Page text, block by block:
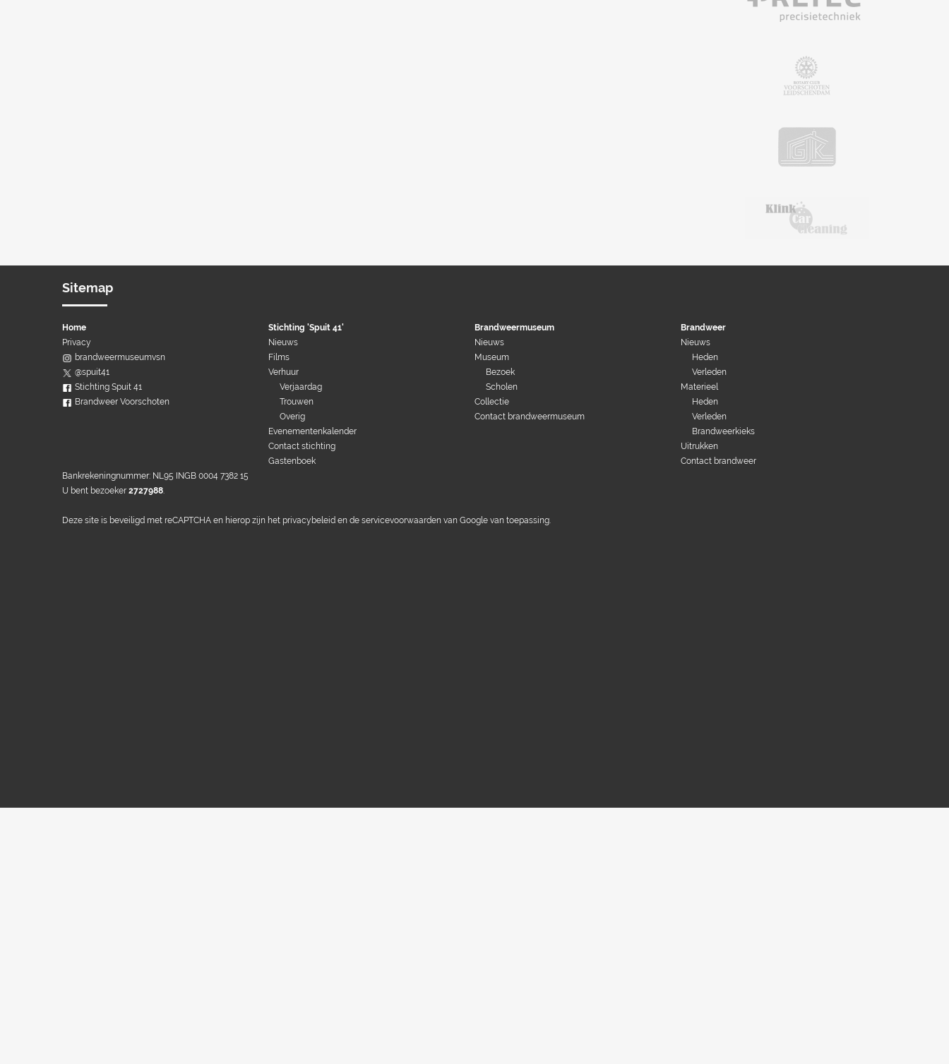
Sitemap
Home
Privacy
brandweermuseumvsn
@spuit41
Stichting Spuit 41
Brandweer Voorschoten
Stichting 'Spuit 41'
Nieuws
Films
Verhuur
Verjaardag
Trouwen
Overig
Evenementenkalender
Contact stichting
Gastenboek
Brandweermuseum
Nieuws
Museum
Bezoek
Scholen
Collectie
Contact brandweermuseum
Brandweer
Nieuws
Heden
Verleden
Materieel
Heden
Verleden
Brandweerkieks
Uitrukken
Contact brandweer
Bankrekeningnummer: NL95 INGB 0004 7382 15
U bent bezoeker 2727988.
Deze site is beveiligd met reCAPTCHA en hierop zijn het privacybeleid en de servicevoorwaarden van Google van toepassing.